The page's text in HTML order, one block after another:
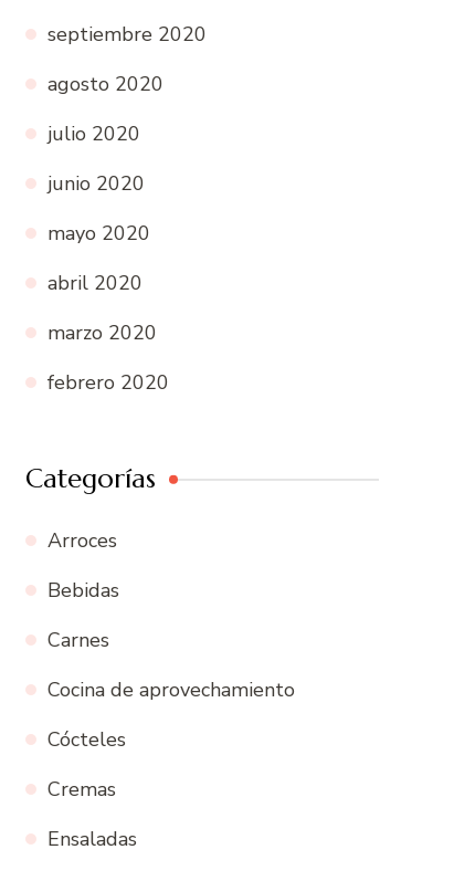
septiembre 2020
agosto 2020
julio 2020
junio 2020
mayo 2020
abril 2020
marzo 2020
febrero 2020
Categorías
Arroces
Bebidas
Carnes
Cocina de aprovechamiento
Cócteles
Cremas
Ensaladas